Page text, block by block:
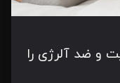
و ضد آلرژی را